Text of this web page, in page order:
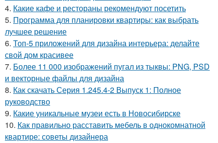
4. Какие кафе и рестораны рекомендуют посетить
5. Программа для планировки квартиры: как выбрать
лучшее решение
6. Топ-5 приложений для дизайна интерьера: делайте
свой дом красивее
7. Более 11 000 изображений пугал из тыквы: PNG, PSD
и векторные файлы для дизайна
8. Как скачать Серия 1.245.4-2 Выпуск 1: Полное
руководство
9. Какие уникальные музеи есть в Новосибирске
10. Как правильно расставить мебель в однокомнатной
квартире: советы дизайнера